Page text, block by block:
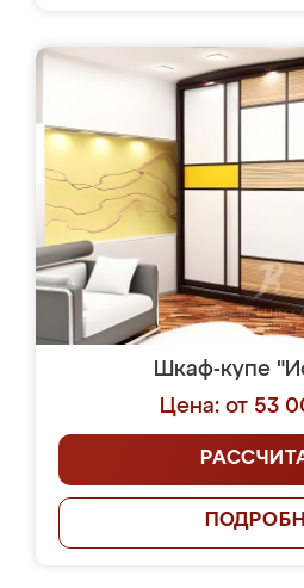
Шкаф-купе
Цена: от 53